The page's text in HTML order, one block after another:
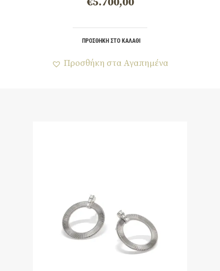
ΠΡΟΣΘΉΚΗ ΣΤΟ ΚΑΛΆΘΙ
Προσθήκη στα Αγαπημένα